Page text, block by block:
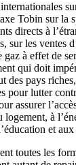
Tobin sur la
directs à
sur les ventes
à effet de
qui doit
pays
pour lutter
assurer
logement, à
et
toutes les